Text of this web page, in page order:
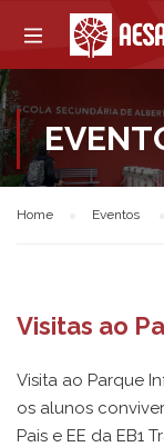
Home Eventos
Visitas ao
Visita ao Parque
os alunos
Pais e EE da EB1